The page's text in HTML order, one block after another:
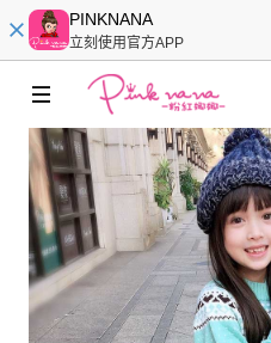
PINKNANA
立刻使用官方APP